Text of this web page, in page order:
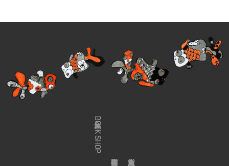
金魚屋BOOK SHOP